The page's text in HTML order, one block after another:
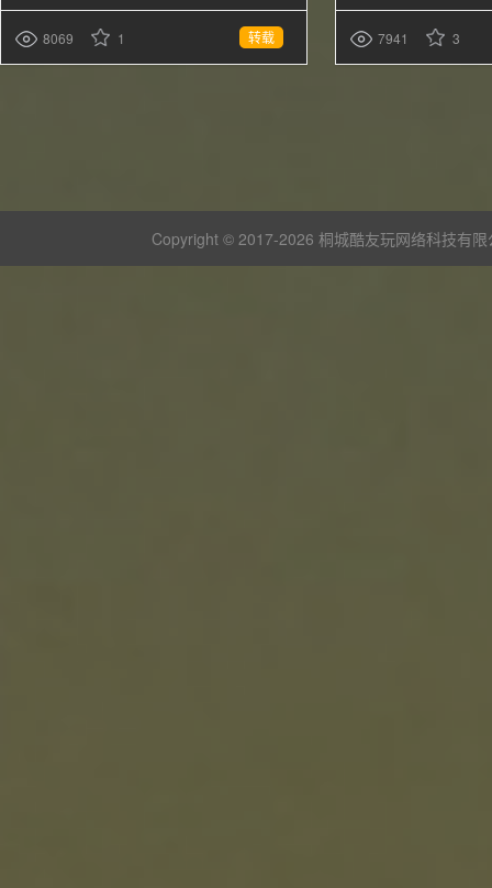
8069 1 转载 7941 3
Copyright © 2017-2026 桐城酷友玩网络科技有